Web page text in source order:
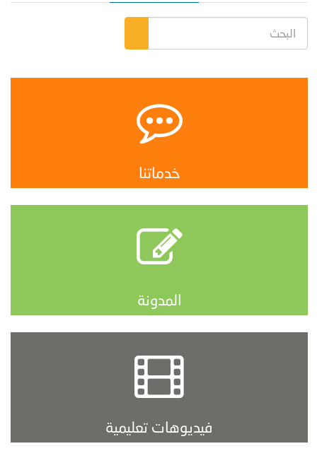
خدماتنا
المدونة
فيديوهات تعليمية